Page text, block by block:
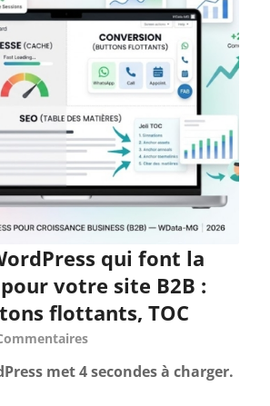
qui font la
votre site B2B :
flottants, TOC
met 4 secondes à charger.